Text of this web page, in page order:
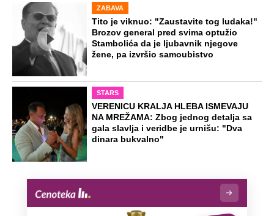
ZABAVA
Tito je viknuo: "Zaustavite tog ludaka!"
Brozov general pred svima optužio
Stambolića da je ljubavnik njegove
žene, pa izvršio samoubistvo
STARS
VERENICU KRALJA HLEBA ISMEVAJU
NA MREŽAMA: Zbog jednog detalja sa
gala slavlja i veridbe je urnišu: "Dva
dinara bukvalno"